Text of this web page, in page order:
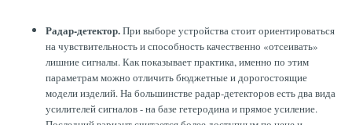
Радар-детектор.При выборе устройства стоит ориентироваться
на чувствительность и способность качественно «отсеивать»
лишние сигналы. Как показывает практика, именно по этим
параметрам можно отличить бюджетные и дорогостоящие
модели изделий. На большинстве радар-детекторов есть два вида
усилителей сигналов - на базе гетеродина и прямое усиление.